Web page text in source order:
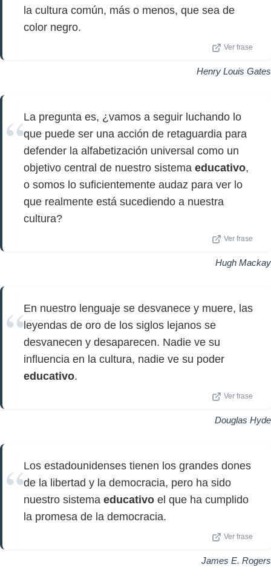
la cultura común, más o menos, que sea de
color negro.
Ver frase
Henry Louis Gates
La pregunta es, ¿vamos a seguir luchando lo
que puede ser una acción de retaguardia para
defender la alfabetización universal como un
objetivo central de nuestro sistema educativo,
o somos lo suficientemente audaz para ver lo
que realmente está sucediendo a nuestra
cultura?
Ver frase
Hugh Mackay
En nuestro lenguaje se desvanece y muere, las
leyendas de oro de los siglos lejanos se
desvanecen y desaparecen. Nadie ve su
influencia en la cultura, nadie ve su poder
educativo.
Ver frase
Douglas Hyde
Los estadounidenses tienen los grandes dones
de la libertad y la democracia, pero ha sido
nuestro sistema educativo el que ha cumplido
la promesa de la democracia.
Ver frase
James E. Rogers